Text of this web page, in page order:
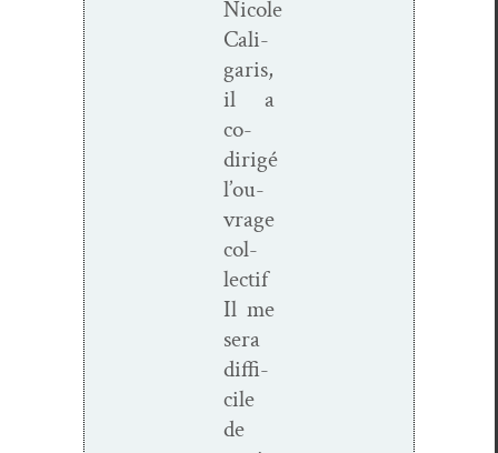
Nicole
Cali­
garis,
il a
co-
dirigé
l’ou­
vrage
col­
lec­tif
Il me
sera
dif­fi­
cile
de